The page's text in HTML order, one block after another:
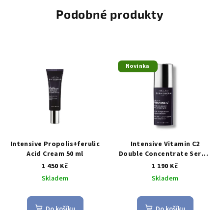
Podobné produkty
Intensive Propolis+ferulic
Acid Cream 50 ml
1 450 Kč
Skladem
Novinka
Intensive Vitamin C2
Double Concentrate Serum
10 ml
1 190 Kč
Skladem